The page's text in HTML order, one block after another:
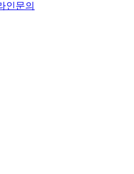
인문의